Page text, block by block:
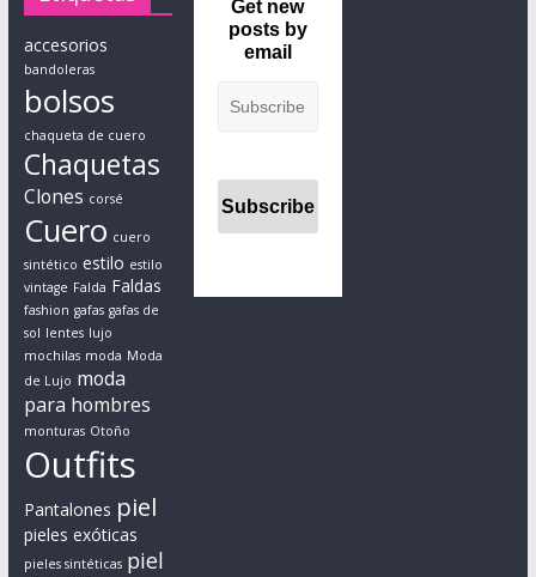
h
o
m
b
r
e
s
y
m
u
j
e
r
e
s
e
a
accesorios
bandoleras
bolsos
chaqueta de cuero
Chaquetas
Clones corsé
Cuero cuero
sintético estilo estilo
vintage Falda Faldas
fashion gafas gafas de
sol lentes lujo
mochilas moda Moda
de Lujo moda
para hombres
monturas Otoño
Outfits
Pantalones piel
pieles exóticas
pieles sintéticas piel
Get new
posts by
email